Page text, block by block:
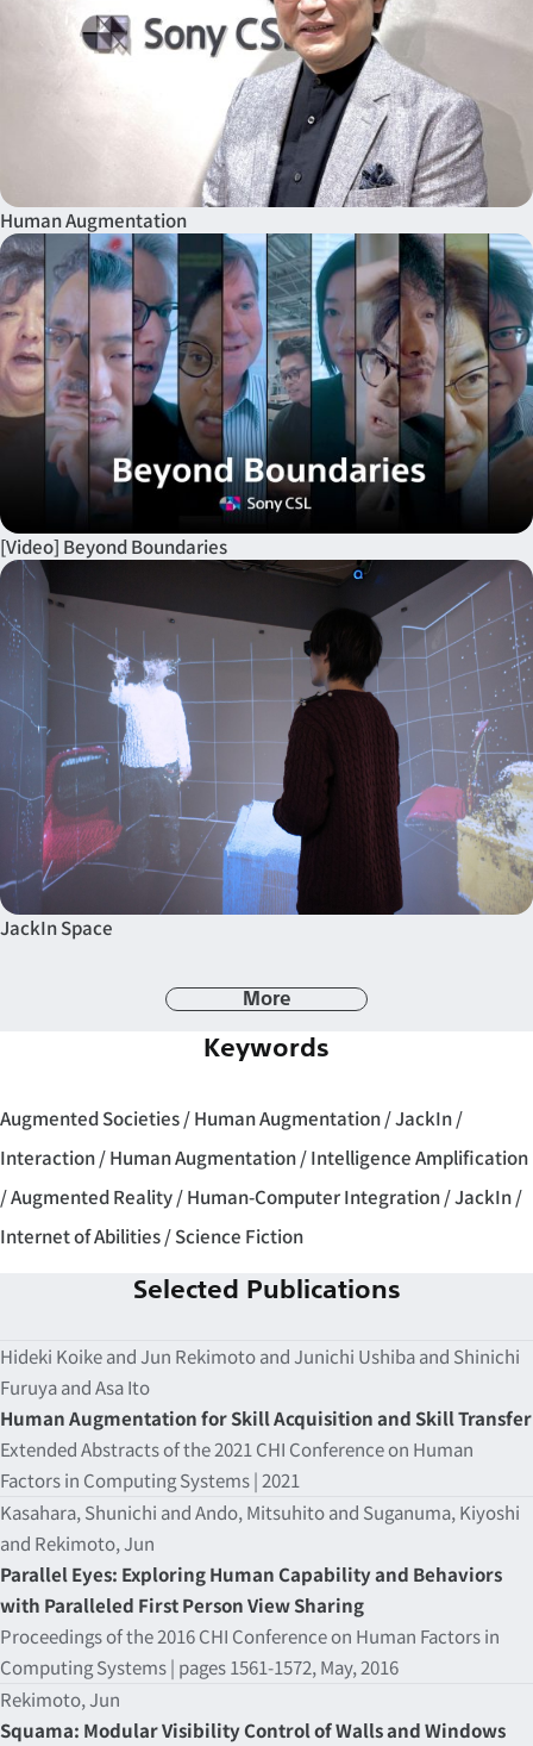
Human Augmentation
[Video] Beyond Boundaries
JackIn Space
More
Keywords
Augmented Societies Human Augmentation JackIn
Interaction
Human Augmentation
Intelligence Amplification
Augmented Reality
Human-Computer Integration JackIn
Internet of Abilities
Science Fiction
Selected Publications
Hideki Koike and Jun Rekimoto and Junichi Ushiba and Shinichi
Furuya and Asa Ito
Human Augmentation for Skill Acquisition and Skill Transfer
Extended Abstracts of the 2021 CHI Conference on Human
Factors in Computing Systems | 2021
Kasahara, Shunichi and Ando, Mitsuhito and Suganuma, Kiyoshi
and Rekimoto, Jun
Parallel Eyes: Exploring Human Capability and Behaviors
with Paralleled First Person View Sharing
Proceedings of the 2016 CHI Conference on Human Factors in
Computing Systems | pages 1561-1572, May, 2016
Rekimoto, Jun
Squama: Modular Visibility Control of Walls and Windows